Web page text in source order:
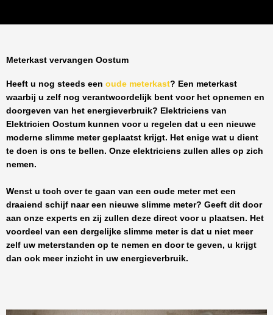
Meterkast vervangen Oostum
Heeft u nog steeds een oude meterkast? Een meterkast
waarbij u zelf nog verantwoordelijk bent voor het opnemen en
doorgeven van het energieverbruik? Elektriciens van
Elektricien Oostum kunnen voor u regelen dat u een nieuwe
moderne slimme meter geplaatst krijgt. Het enige wat u dient
te doen is ons te bellen. Onze elektriciens zullen alles op zich
nemen.
Wenst u toch over te gaan van een oude meter met een
draaiend schijf naar een nieuwe slimme meter? Geeft dit door
aan onze experts en zij zullen deze direct voor u plaatsen. Het
voordeel van een dergelijke slimme meter is dat u niet meer
zelf uw meterstanden op te nemen en door te geven, u krijgt
dan ook meer inzicht in uw energieverbruik.